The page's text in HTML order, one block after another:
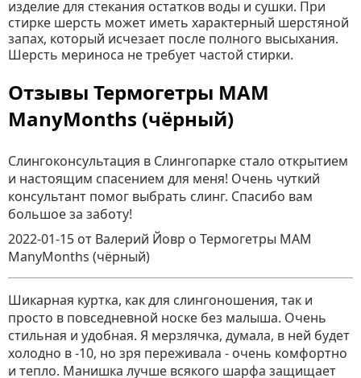
изделие для стекания остатков воды и сушки. При
стирке шерсть может иметь характерный шерстяной
запах, который исчезает после полного высыхания.
Шерсть мериноса не требует частой стирки.
Отзывы Термогетры MAM
ManyMonths (чёрный)
Слингоконсультация в Слингопарке стало открытием
и настоящим спасением для меня! Очень чуткий
консультант помог выбрать слинг. Спасибо вам
большое за заботу!
2022-01-15 от Валерий Йовр о Термогетры MAM
ManyMonths (чёрный)
Шикарная куртка, как для слингоношения, так и
просто в повседневной носке без малыша. Очень
стильная и удобная. Я мерзлячка, думала, в ней будет
холодно в -10, но зря переживала - очень комфортно
и тепло. Манишка лучше всякого шарфа защищает